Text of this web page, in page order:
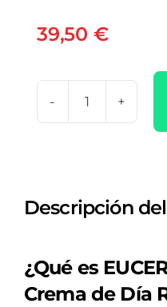
39,50 €
EUCERIN
HYALURON
DE
FPS
30
Descripción
¿Qué es
Crema de Día